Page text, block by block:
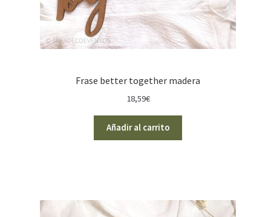
Frase better together madera
18,59€
Añadir al carrito